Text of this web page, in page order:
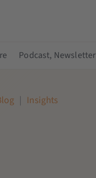
Podcast,
| Insights